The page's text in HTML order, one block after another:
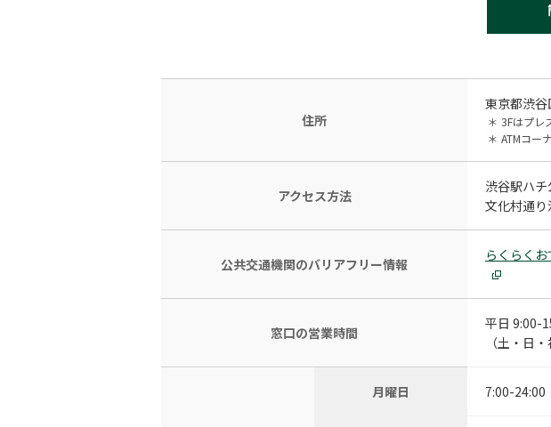
住所
東京都渋
＊ 3Fはプレ
＊ ATMコー
アクセス方法
渋谷駅ハチ
文化村通り
公共交通機関のバリアフリー情報
らくらく
窓口の営業時間
平日 9:00-
（土・日
月曜日 7:00-24:00